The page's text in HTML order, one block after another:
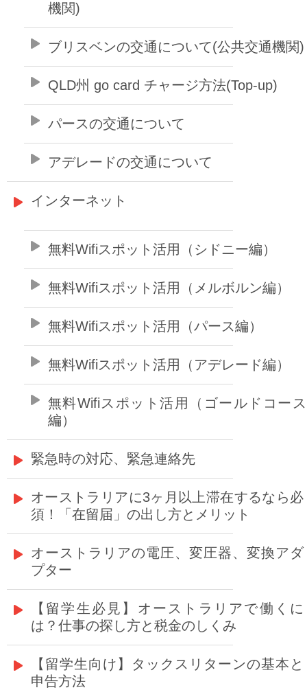
機関)
ブリスベンの交通について(公共交通機関)
QLD州 go card チャージ方法(Top-up)
パースの交通について
アデレードの交通について
インターネット
無料Wifiスポット活用（シドニー編）
無料Wifiスポット活用（メルボルン編）
無料Wifiスポット活用（パース編）
無料Wifiスポット活用（アデレード編）
無料Wifiスポット活用（ゴールドコー
編）
緊急時の対応、緊急連絡先
オーストラリアに3ヶ月以上滞在するなら必
須！「在留届」の出し方とメリット
オーストラリアの電圧、変圧器、変換アダ
プター
【留学生必見】オーストラリアで働くに
は？仕事の探し方と税金のしくみ
【留学生向け】タックスリターンの基本と
申告方法